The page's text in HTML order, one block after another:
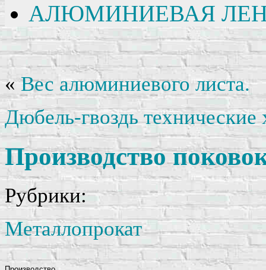
АЛЮМИНИЕВАЯ
«Вес алюминиевого листа.
Дюбель-гвоздь технические
Производство
Рубрики:
Металлопрокат